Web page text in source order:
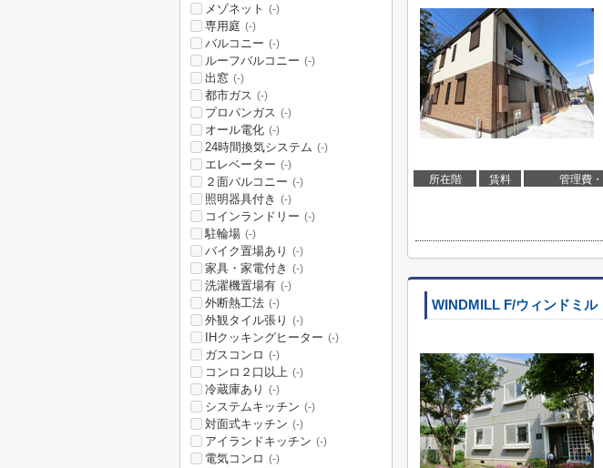
所在階 賃料 管理費
WINDMILL F/ウィンドミル
メゾネット (-)
専用庭 (-)
バルコニー (-)
ルーフバルコニー (-)
出窓 (-)
都市ガス (-)
プロパンガス (-)
オール電化 (-)
24時間換気システム (-)
エレベーター (-)
２面バルコニー (-)
照明器具付き (-)
コインランドリー (-)
駐輪場 (-)
バイク置場あり (-)
家具・家電付き (-)
洗濯機置場有 (-)
外断熱工法 (-)
外観タイル張り (-)
IHクッキングヒーター (-)
ガスコンロ (-)
コンロ２口以上 (-)
冷蔵庫あり (-)
システムキッチン (-)
対面式キッチン (-)
アイランドキッチン (-)
電気コンロ (-)